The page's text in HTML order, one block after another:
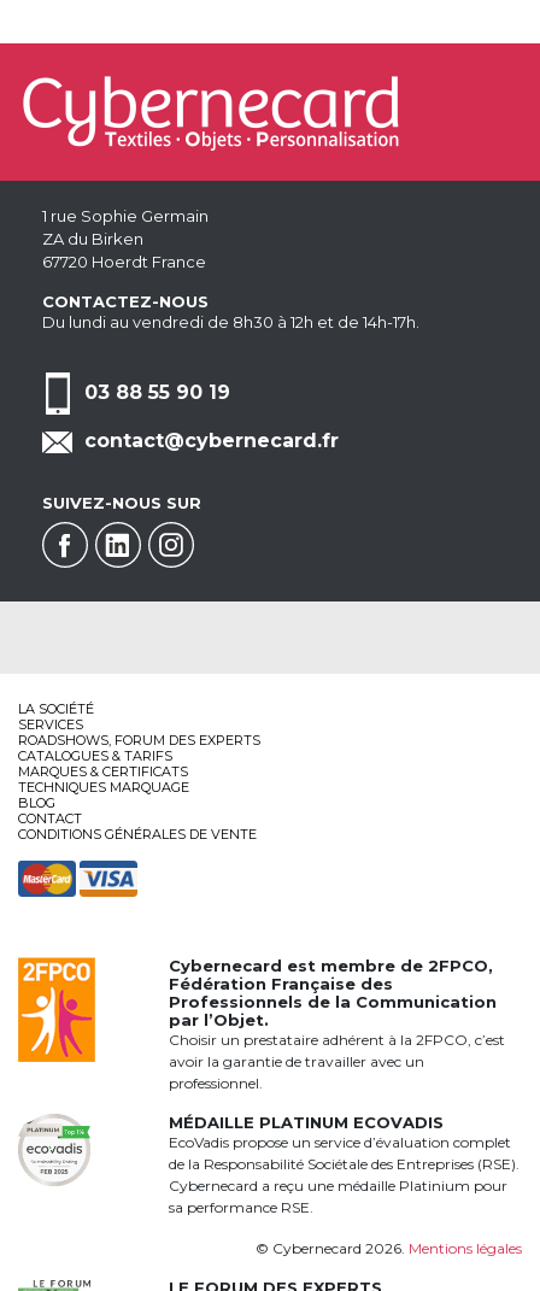
1 rue Sophie Germain
ZA du Birken
67720 Hoerdt France
CONTACTEZ-NOUS
Du lundi au vendredi de 8h30 à 12h et de 14h-17h.
03 88 55 90 19
contact@cybernecard.fr
SUIVEZ-NOUS SUR
LA SOCIÉTÉ
SERVICES
ROADSHOWS, FORUM DES EXPERTS
CATALOGUES & TARIFS
MARQUES & CERTIFICATS
TECHNIQUES MARQUAGE
BLOG
CONTACT
CONDITIONS GÉNÉRALES DE VENTE
Cybernecard est membre de2FPCO,
Fédération Française des
Professionnels de la Communication
par l’Objet.
Choisir un prestataire adhérent à la 2FPCO, c’est
avoir la garantie de travailler avec un
professionnel.
MÉDAILLE PLATINUM ECOVADIS
EcoVadis propose un service d’évaluation complet
de la Responsabilité Sociétale des Entreprises (RSE).
Cybernecard a reçu une médaille Platinium pour
sa performance RSE.
© Cybernecard 2026. Mentions légales
LE FORUM DES EXPERTS